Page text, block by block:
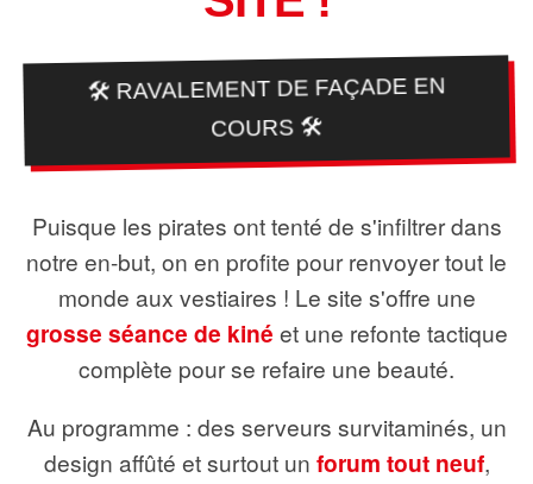
🛠️ RAVALEMENT DE FAÇADE EN
COURS 🛠️
Puisque les pirates ont tenté de s'infiltrer dans
notre en-but, on en profite pour renvoyer tout le
monde aux vestiaires ! Le site s'offre une
grosse séance de kiné et une refonte tactique
complète pour se refaire une beauté.
Au programme : des serveurs survitaminés, un
design affûté et surtout un forum tout neuf,